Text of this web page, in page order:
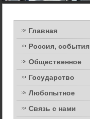
Главная
Россия, события
Общественное
Государство
Любопытное
Связь с нами